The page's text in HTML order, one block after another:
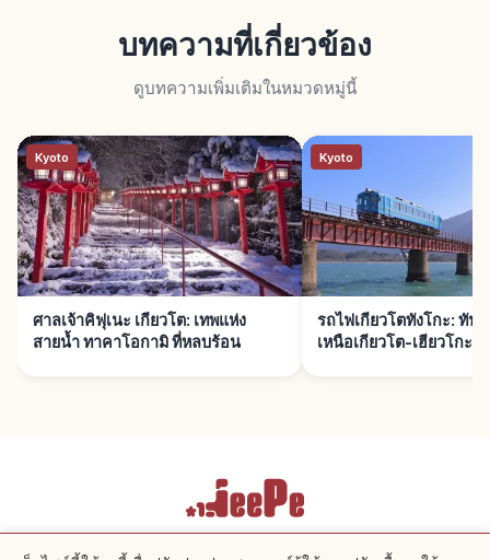
บทความที่เกี่ยวข้อง
ดูบทความเพิ่มเติมในหมวดหมู่นี้
Kyoto
ศาลเจ้าคิฟุเนะ เกียวโต: เทพแห่ง
สายน้ำ ทาคาโอกามิ ที่หลบร้อน
Kyoto
รถไฟเกียวโตทังโกะ: ทัน
เหนือเกียวโต-เฮียวโกะ
เงื่อนไขการให้บริการ นโยบายความเป็นส่วนตัว การตั้งค่าคุกกี้